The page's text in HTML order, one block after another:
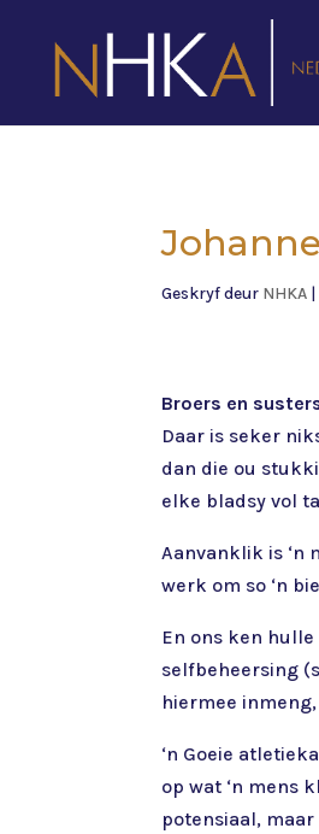
Geskryf deur NHKA |
Broers en
Daar is seker
dan die ou
elke bladsy vol
Aanvanklik is ‘n
werk om so ‘n
En ons ken
selfbeheersing
hiermee
‘n Goeie
op wat ‘n mens
potensiaal,